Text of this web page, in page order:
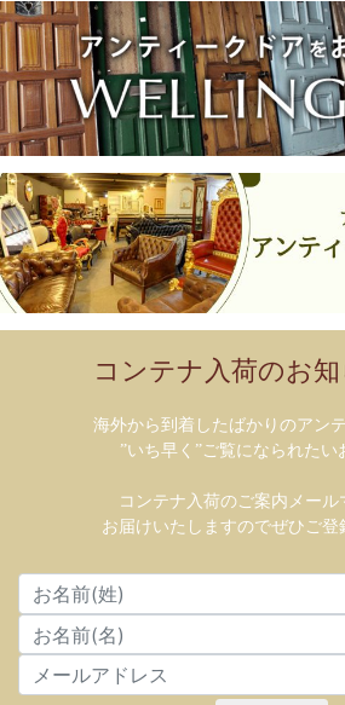
コンテナ入荷のお
海外から到着したばかりのアン
”いち早く”ご覧になられたい
コンテナ入荷のご案内メール
お届けいたしますのでぜひご登